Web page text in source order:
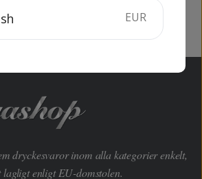
dryckesvaror inom alla kategorier enkelt,
enligt EU-domstolen.
EUR